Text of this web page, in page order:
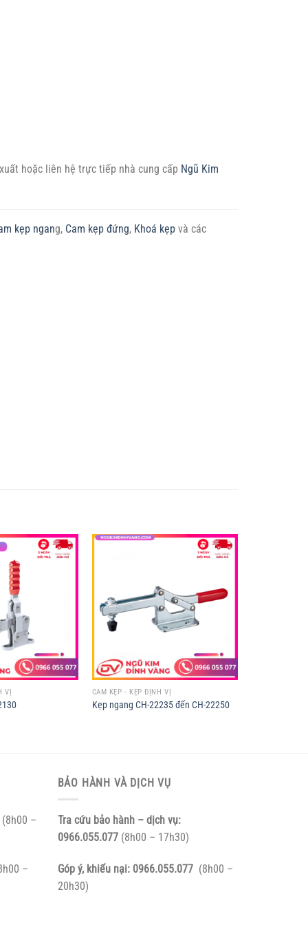
hoặc liên hệ trực tiếp nhà cung cấp Ngũ Kim
kẹp ngang, Cam kẹp đứng, Khoá kẹp và các
VỊ CAM KẸP - KẸP ĐỊNH VỊ
Kẹp ngang CH-22235 đến CH-22250
(8h00 –
–
BẢO HÀNH VÀ DỊCH VỤ
Tra cứu bảo hành – dịch vụ:
0966.055.077(8h00 – 17h30)
Góp ý, khiếu nại: 0966.055.077 (8h00 –
20h30)